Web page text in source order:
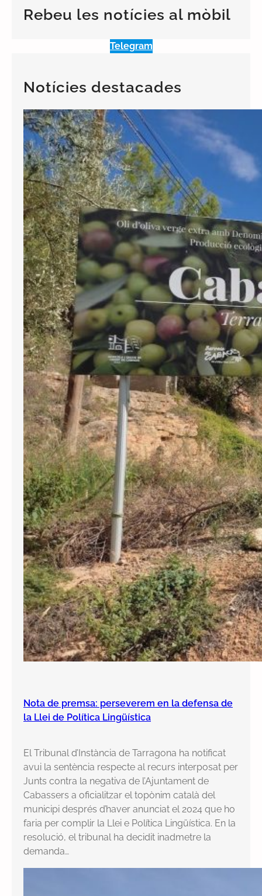
c
hRebeu les notícies al mòbil
Telegram
Notícies destacades
Nota de premsa: perseverem en la defensa de
la Llei de Política Lingüística
El Tribunal d’Instància de Tarragona ha notificat
avui la sentència respecte al recurs interposat per
Junts contra la negativa de l’Ajuntament de
Cabassers a oficialitzar el topònim català del
municipi després d’haver anunciat el 2024 que ho
faria per complir la Llei e Política Lingüística. En la
resolució, el tribunal ha decidit inadmetre la
demanda…